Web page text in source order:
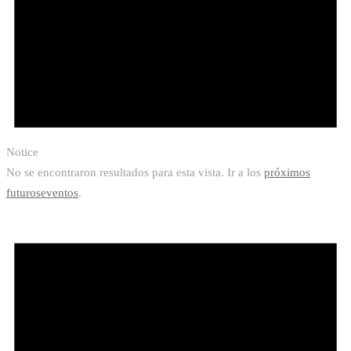
Notice
No se encontraron resultados para esta vista. Ir a los próximos
futuroseventos.